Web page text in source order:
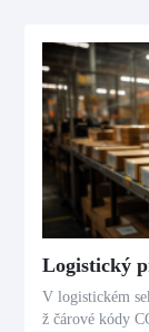
Logistický
V logistickém
ž čárové kódy